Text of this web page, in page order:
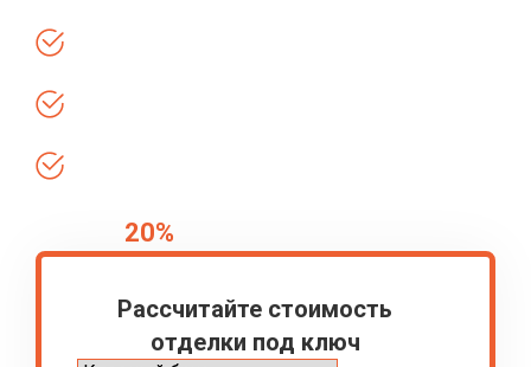
20%
Рассчитайте стоимость
отделки под ключ